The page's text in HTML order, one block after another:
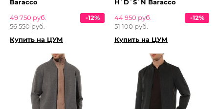
Baracco
49 750 руб.
56 550 руб.
-12%
Купить на ЦУМ
H`D`S`N Baracco
44 950 руб.
51 100 руб.
-12%
Купить на ЦУМ